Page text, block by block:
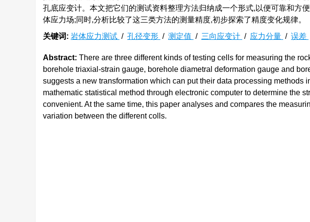
孔底应变计。本文把它们的测试资料整理方法归纳成一个形式,以便可靠和方
体应力场;同时,分析比较了这三类方法的测量精度,初步探索了精度变化规律。
关键词: 岩体应力测试 / 孔径变形 / 测定值 / 三向应变计 / 应力分量 / 误差
Abstract: There are three different kinds of testing cells for measuring the
borehole triaxial-strain gauge, borehole diametral deformation gauge and
suggests a new transformation which can put their data processing methods
mathematic statistical method through electronic computer to determine the
convenient. At the same time, this paper analyses and compares the
variation between the different colls.